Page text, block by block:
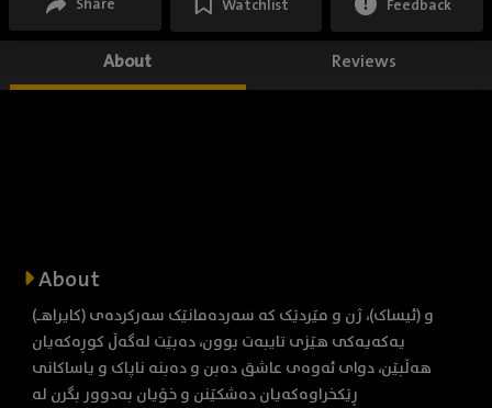
Watchlist Feedback
About Reviews
About
(کایراهـ) و (ئیساک)، ژن و مێردێک کە سەردەمانێک سەرکردەی
یەکەیەکی هێزی تایبەت بوون، دەبێت لەگەڵ کوڕەکەیان
هەڵبێن، دوای ئەوەی عاشق دەبن و دەبنە ناپاک و یاساکانی
ڕێکخراوەکەیان دەشکێنن و خۆیان بەدوور بگرن لە